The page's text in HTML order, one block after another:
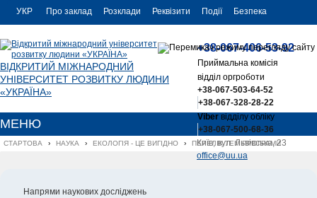
УКР
ENG
Про заклад Розклади Реквізити Події Безпека
ВІДКРИТИЙ МІЖНАРОДНИЙ
УНІВЕРСИТЕТ РОЗВИТКУ ЛЮДИНИ
«УКРАЇНА»
+38-067-406-53-92
Приймальна комісія
відділ оргроботи
+38-067-503-64-52
+38-067-328-28-22
Viberвідділу обліку
+38-067-500-68-36
Київ, вул. Львівська, 23
office@uu.ua
МЕНЮ
СТАРТОВА › НАУКА › ЕКОЛОГІЯ - ЦЕ ВИГІДНО › ПЕРЕЛІК ТЕМ ПРОГРАМИ
Напрями наукових досліджень